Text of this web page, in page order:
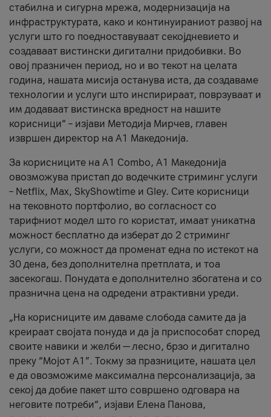
стабилна и сигурна мрежа, модернизација на
инфраструктурата, како и континуираниот развој на
услуги што го поедноставуваат секојдневието и
создаваат вистински дигитални придобивки. Во
овој празничен период, но и во текот на целата
година, нашата мисија останува иста, да создаваме
технологии и услуги што инспирираат, поврзуваат и
им додаваат вистинска вредност на нашите
корисници“ – изјави Методија Мирчев, главен
извршен директор на А1 Македонија.
За корисниците на A1 Combo, А1 Македонија
овозможува пристап до водечките стриминг услуги
– Netflix, Max, SkyShowtime и Gley. Сите корисници
на тековното портфолио, во согласност со
тарифниот модел што го користат, имаат уникатна
можност бесплатно да изберат до 2 стриминг
услуги, со можност да променат една по истекот на
30 дена, без дополнителна претплата, и тоа
засекогаш. Понудата е дополнително збогатена и со
празнична цена на одредени атрактивни уреди.
„На корисниците им даваме слобода самите да ја
креираат својата понуда и да ја приспособат според
своите навики и желби — лесно, брзо и дигитално
преку “Мојот А1”. Токму за празниците, нашата цел
е да овозможиме максимална персонализација, за
секој да добие пакет што совршено одговара на
неговите потреби“, изјави Елена Панова,